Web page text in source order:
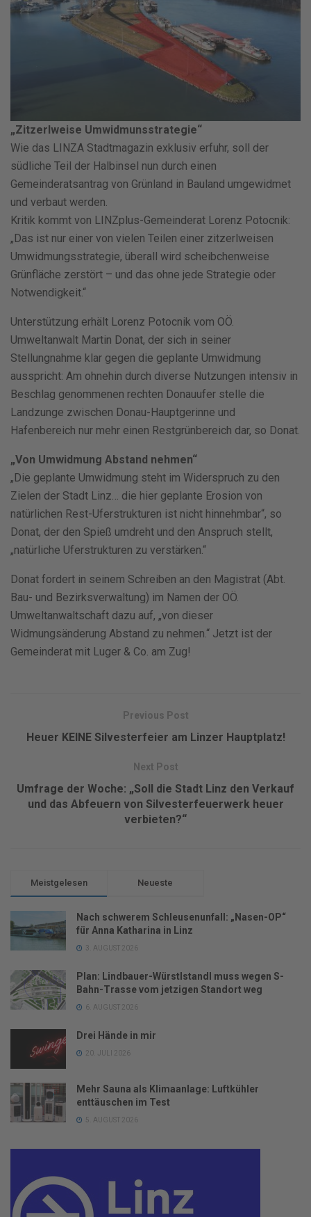
„Zitzerlweise Umwidmunsstrategie“
Wie das LINZA Stadtmagazin exklusiv erfuhr, soll der
südliche Teil der Halbinsel nun durch einen
Gemeinderatsantrag von Grünland in Bauland umgewidmet
und verbaut werden.
Kritik kommt von LINZplus-Gemeinderat Lorenz Potocnik:
„Das ist nur einer von vielen Teilen einer zitzerlweisen
Umwidmungsstrategie, überall wird scheibchenweise
Grünfläche zerstört – und das ohne jede Strategie oder
Notwendigkeit.“
Unterstützung erhält Lorenz Potocnik vom OÖ.
Umweltanwalt Martin Donat, der sich in seiner
Stellungnahme klar gegen die geplante Umwidmung
ausspricht: Am ohnehin durch diverse Nutzungen intensiv in
Beschlag genommenen rechten Donauufer stelle die
Landzunge zwischen Donau-Hauptgerinne und
Hafenbereich nur mehr einen Restgrünbereich dar, so Donat.
„Von Umwidmung Abstand nehmen“
„Die geplante Umwidmung steht im Widerspruch zu den
Zielen der Stadt Linz… die hier geplante Erosion von
natürlichen Rest-Uferstrukturen ist nicht hinnehmbar“, so
Donat, der den Spieß umdreht und den Anspruch stellt,
„natürliche Uferstrukturen zu verstärken.“
Donat fordert in seinem Schreiben an den Magistrat (Abt.
Bau- und Bezirksverwaltung) im Namen der OÖ.
Umweltanwaltschaft dazu auf, „von dieser
Widmungsänderung Abstand zu nehmen.“ Jetzt ist der
Gemeinderat mit Luger & Co. am Zug!
Previous Post
Heuer KEINE Silvesterfeier am Linzer Hauptplatz!
Next Post
Umfrage der Woche: „Soll die Stadt Linz den Verkauf
und das Abfeuern von Silvesterfeuerwerk heuer
verbieten?“
Meistgelesen Neueste
Nach schwerem Schleusenunfall: „Nasen-OP“
für Anna Katharina in Linz
3. AUGUST 2026
Plan: Lindbauer-Würstlstandl muss wegen S-
Bahn-Trasse vom jetzigen Standort weg
6. AUGUST 2026
Drei Hände in mir
20. JULI 2026
Mehr Sauna als Klimaanlage: Luftkühler
enttäuschen im Test
5. AUGUST 2026